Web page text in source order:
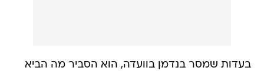
בעדות שמסר בנדמן בוועדה, הוא הסביר מה הביא